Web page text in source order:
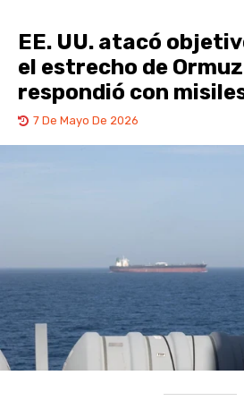
EE. UU. atacó
el estrecho de
respondió con
7 De Mayo De 2026